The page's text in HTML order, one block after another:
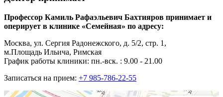
Профессор Камиль Рафаэльевич Бахтияров принимает и
оперирует в клинике «Семейная» по адресу:
Москва, ул. Сергия Радонежского, д. 5/2, стр. 1,
м.Площадь Ильича, Римская
График работы клиники: пн.-вск. : 9.00 - 21.00
Записаться на прием: +7 985-786-22-55